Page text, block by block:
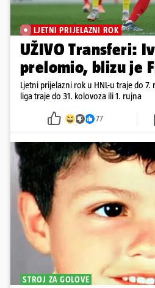
LJETNI PRIJELAZNI ROK
UŽIVO Transferi:
prelomio, blizu je
Ljetni prijelazni rok u HNL-u traje do
liga traje do 31. kolovoza ili 1. rujna
77
STROJ ZA GOLOVE